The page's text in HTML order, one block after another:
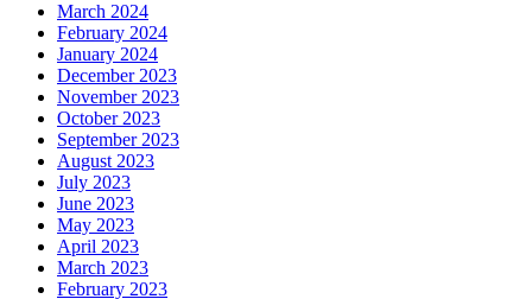
March 2024
February 2024
January 2024
December 2023
November 2023
October 2023
September 2023
August 2023
July 2023
June 2023
May 2023
April 2023
March 2023
February 2023